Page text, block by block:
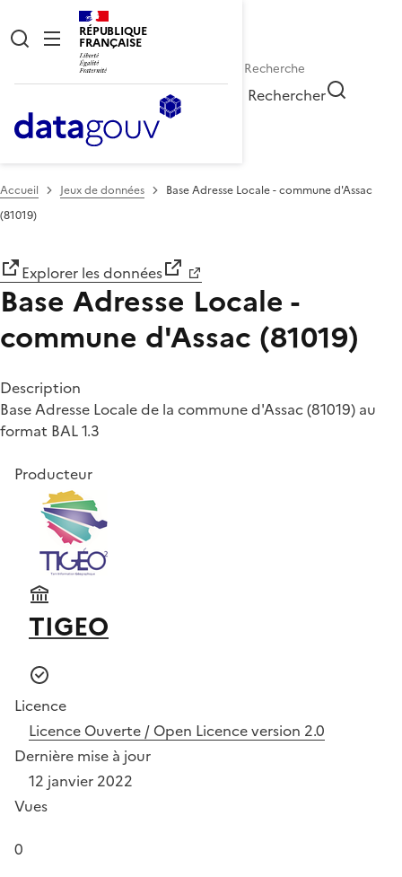
RÉPUBLIQUE
FRANÇAISE
Rechercher
Accueil Jeux de données
Base Adresse Locale - commune d'Assac
(81019)
Explorer les données
Base Adresse Locale -
commune d'Assac (81019)
Description
Base Adresse Locale de la commune d'Assac (81019) au
format BAL 1.3
Producteur
TIGEO
Licence
Licence Ouverte / Open Licence version 2.0
Dernière mise à jour
12 janvier 2022
Vues
0